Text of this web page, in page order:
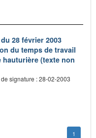
28 février 2003
du temps de travail
hauturière (texte non
signature : 28-02-2003
1